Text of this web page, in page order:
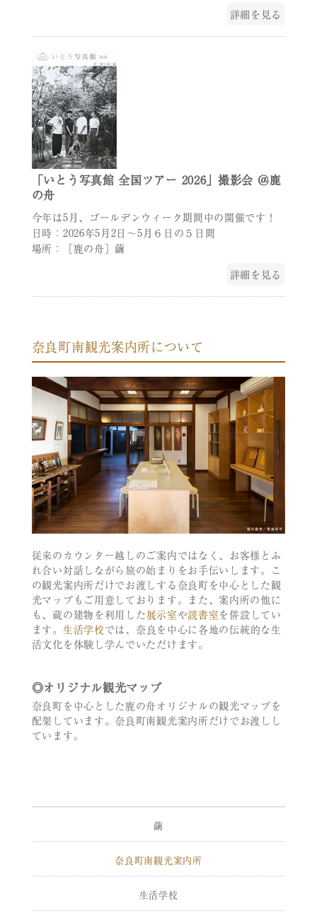
詳細を見る
「いとう写真館 全国ツアー 2026」撮影会 ＠鹿
の舟
今年は5月、ゴールデンウィーク期間中の開催です！
日時：2026年5月2日～5月６日の５日間
場所：［鹿の舟］繭
詳細を見る
奈良町南観光案内所について
従来のカウンター越しのご案内ではなく、お客様とふ
れ合い対話しながら旅の始まりをお手伝いします。こ
の観光案内所だけでお渡しする奈良町を中心とした観
光マップもご用意しております。また、案内所の他に
も、蔵の建物を利用した展示室や読書室を併設してい
ます。 生活学校では、奈良を中心に各地の伝統的な生
活文化を体験し学んでいただけます。
◎オリジナル観光マップ
奈良町を中心とした鹿の舟オリジナルの観光マップを
配架しています。奈良町南観光案内所だけでお渡しし
ています。
繭
奈良町南観光案内所
生活学校